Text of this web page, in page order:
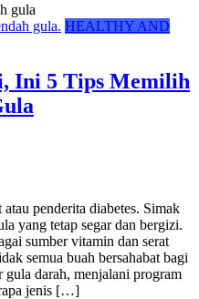
gula
HEALTHY AND
Ini 5 Tips Memilih
penderita diabetes. Simak
yang tetap segar dan bergizi.
sumber vitamin dan serat
semua buah bersahabat bagi
gula darah, menjalani program
jenis […]